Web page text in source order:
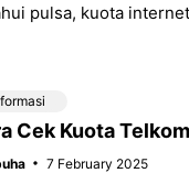
pulsa, kuota
Cek Kuota
7 February 2025